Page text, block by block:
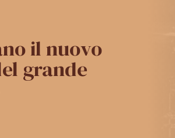
il nuovo
grande